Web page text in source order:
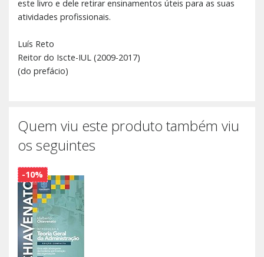
este livro e dele retirar ensinamentos úteis para as suas
atividades profissionais.
Luís Reto
Reitor do Iscte-IUL (2009-2017)
(do prefácio)
Quem viu este produto também viu
os seguintes
-10%